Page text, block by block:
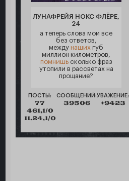
ЛУНАФРЕЙЯ НОКС ФЛЁРЕ,
24
а теперь слова мои все
без ответов,
между наших губ
миллион километров,
помнишьсколько фраз
утопили в рассветах на
прощание?
ПОСТЫ:
77
461,1/0
11.24,1/0
СООБЩЕНИЙ:
39506
УВАЖЕНИЕ:
+9423